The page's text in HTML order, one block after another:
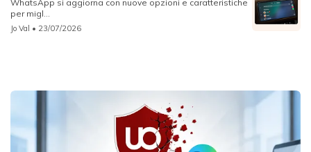
WhatsApp si aggiorna con nuove opzioni e caratteristiche
per migl...
Jo Val • 23/07/2026